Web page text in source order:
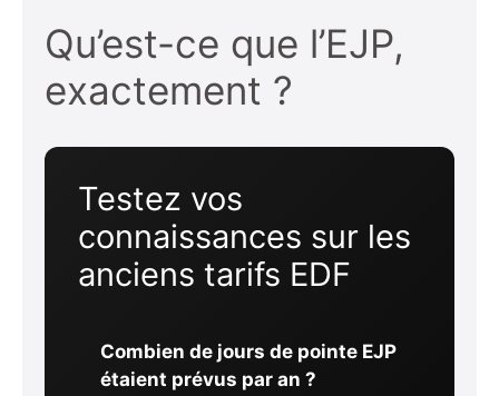
Qu’est-ce que l’EJP,
exactement ?
Testez vos
connaissances sur les
anciens tarifs EDF
Combien de jours de pointe EJP
étaient prévus par an ?